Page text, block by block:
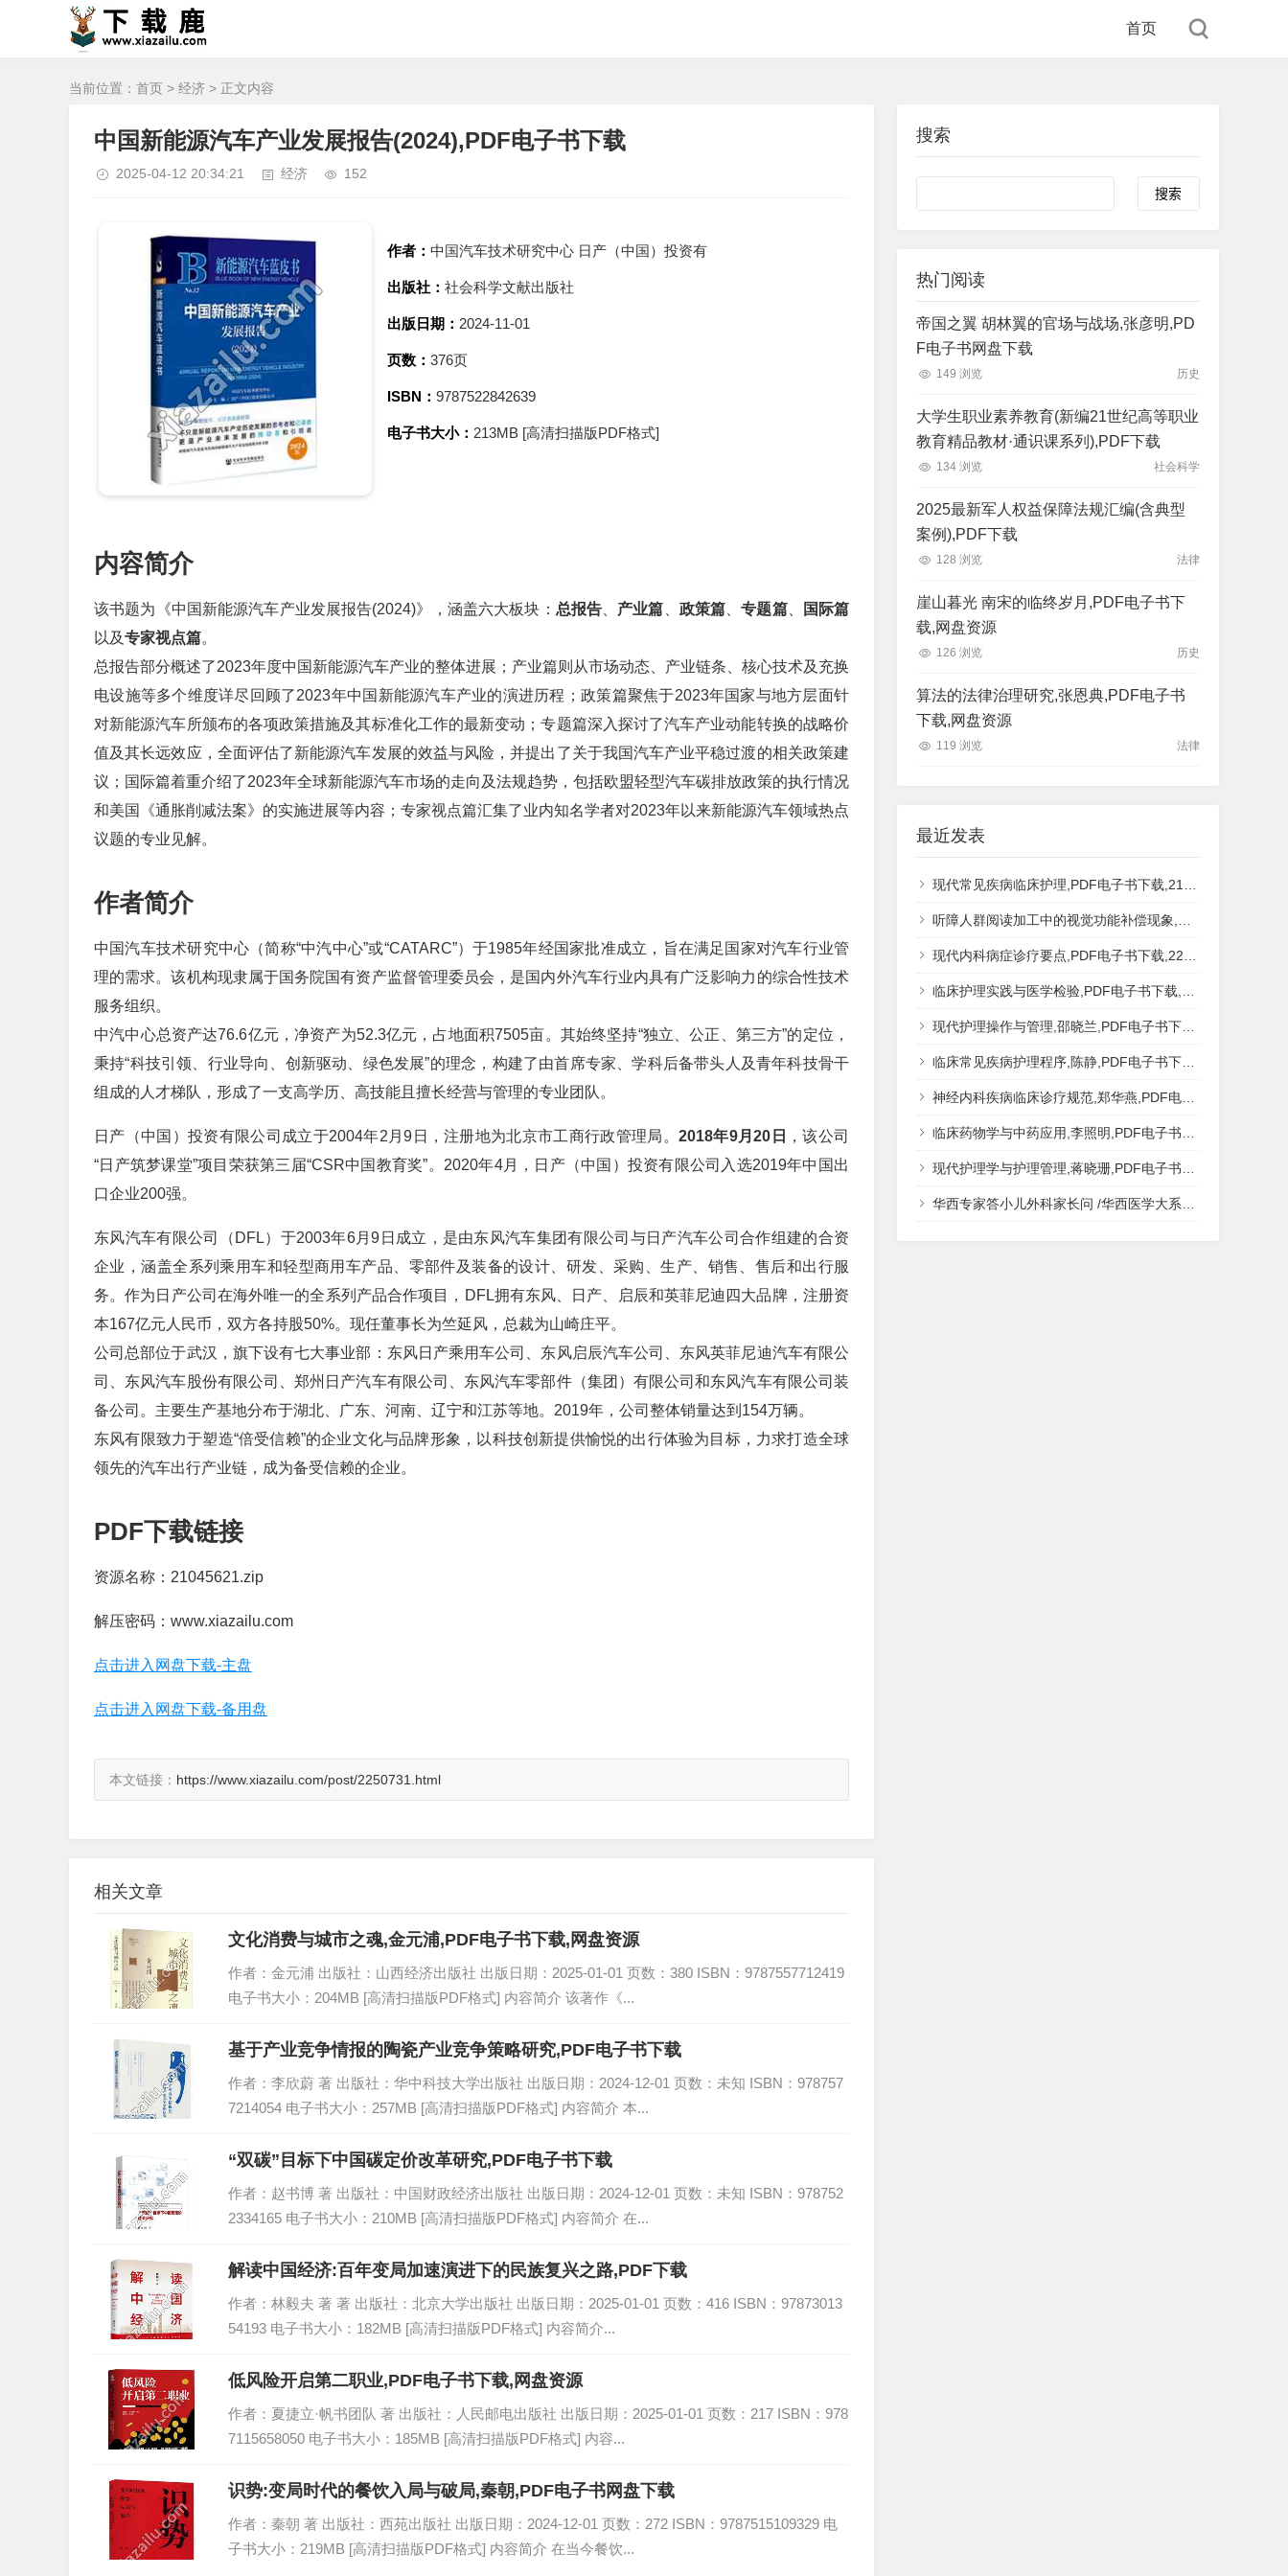
首页
当前位置： 首页 > 经济 > 正文内容
中国新能源汽车产业发展报告(2024),PDF电子书下载
2025-04-12 20:34:21 经济 152
作者： 中国汽车技术研究中心 日产（中国）投资有
出版社： 社会科学文献出版社
出版日期： 2024-11-01
页数： 376页
ISBN： 9787522842639
电子书大小： 213MB [高清扫描版PDF格式]
内容简介
该书题为《中国新能源汽车产业发展报告(2024)》，涵盖六大板块： 总报告 产业篇 政策篇 、专题篇、
国际篇
以及专家视点篇。
总报告部分概述了2023年度中国新能源汽车产业的整体进展；产业篇则从市场动态、产业链条、核心技术及充换
电设施等多个维度详尽回顾了2023年中国新能源汽车产业的演进历程；政策篇聚焦于2023年国家与地方层面针
对新能源汽车所颁布的各项政策措施及其标准化工作的最新变动；专题篇深入探讨了汽车产业动能转换的战略价
值及其长远效应，全面评估了新能源汽车发展的效益与风险，并提出了关于我国汽车产业平稳过渡的相关政策建
议；国际篇着重介绍了2023年全球新能源汽车市场的走向及法规趋势，包括欧盟轻型汽车碳排放政策的执行情况
和美国《通胀削减法案》的实施进展等内容；专家视点篇汇集了业内知名学者对2023年以来新能源汽车领域热点
议题的专业见解。
作者简介
中国汽车技术研究中心（简称“中汽中心”或“CATARC”）于1985年经国家批准成立，旨在满足国家对汽车行业管
理的需求。该机构现隶属于国务院国有资产监督管理委员会，是国内外汽车行业内具有广泛影响力的综合性技术
服务组织。
中汽中心总资产达76.6亿元，净资产为52.3亿元，占地面积7505亩。其始终坚持“独立、公正、第三方”的定位，
秉持“科技引领、行业导向、创新驱动、绿色发展”的理念，构建了由首席专家、学科后备带头人及青年科技骨干
组成的人才梯队，形成了一支高学历、高技能且擅长经营与管理的专业团队。
日产（中国）投资有限公司成立于2004年2月9日，注册地为北京市工商行政管理局。2018年9月20日
，该公司
“日产筑梦课堂”项目荣获第三届“CSR中国教育奖”。2020年4月，日产（中国）投资有限公司入选2019年中国出
口企业200强。
东风汽车有限公司（DFL）于2003年6月9日成立，是由东风汽车集团有限公司与日产汽车公司合作组建的合资
企业，涵盖全系列乘用车和轻型商用车产品、零部件及装备的设计、研发、采购、生产、销售、售后和出行服
务。作为日产公司在海外唯一的全系列产品合作项目，DFL拥有东风、日产、启辰和英菲尼迪四大品牌，注册资
本167亿元人民币，双方各持股50%。现任董事长为竺延风，总裁为山崎庄平。
公司总部位于武汉，旗下设有七大事业部：东风日产乘用车公司、东风启辰汽车公司、东风英菲尼迪汽车有限公
司、东风汽车股份有限公司、郑州日产汽车有限公司、东风汽车零部件（集团）有限公司和东风汽车有限公司装
备公司。主要生产基地分布于湖北、广东、河南、辽宁和江苏等地。2019年，公司整体销量达到154万辆。
东风有限致力于塑造“倍受信赖”的企业文化与品牌形象，以科技创新提供愉悦的出行体验为目标，力求打造全球
领先的汽车出行产业链，成为备受信赖的企业。
PDF下载链接
资源名称：21045621.zip
解压密码：www.xiazailu.com
点击进入网盘下载-主盘
点击进入网盘下载-备用盘
本文链接： https://www.xiazailu.com/post/2250731.html
相关文章
文化消费与城市之魂,金元浦,PDF电子书下载,网盘资源
作者：金元浦 出版社：山西经济出版社 出版日期：2025-01-01 页数：380 ISBN：9787557712419
电子书大小：204MB [高清扫描版PDF格式] 内容简介 该著作《...
基于产业竞争情报的陶瓷产业竞争策略研究,PDF电子书下载
作者：李欣蔚 著 出版社：华中科技大学出版社 出版日期：2024-12-01 页数：未知 ISBN：978757
7214054 电子书大小：257MB [高清扫描版PDF格式] 内容简介 本...
“双碳”目标下中国碳定价改革研究,PDF电子书下载
作者：赵书博 著 出版社：中国财政经济出版社 出版日期：2024-12-01 页数：未知 ISBN：978752
2334165 电子书大小：210MB [高清扫描版PDF格式] 内容简介 在...
解读中国经济:百年变局加速演进下的民族复兴之路,PDF下载
作者：林毅夫 著 著 出版社：北京大学出版社 出版日期：2025-01-01 页数：416 ISBN：97873013
54193 电子书大小：182MB [高清扫描版PDF格式] 内容简介...
低风险开启第二职业,PDF电子书下载,网盘资源
作者：夏捷立·帆书团队 著 出版社：人民邮电出版社 出版日期：2025-01-01 页数：217 ISBN：978
7115658050 电子书大小：185MB [高清扫描版PDF格式] 内容...
识势:变局时代的餐饮入局与破局,秦朝,PDF电子书网盘下载
作者：秦朝 著 出版社：西苑出版社 出版日期：2024-12-01 页数：272 ISBN：9787515109329 电
子书大小：219MB [高清扫描版PDF格式] 内容简介 在当今餐饮...
搜索
Search
热门阅读
帝国之翼 胡林翼的官场与战场,张彦明,PD
F电子书网盘下载
149 浏览 历史
大学生职业素养教育(新编21世纪高等职业
教育精品教材·通识课系列),PDF下载
134 浏览 社会科学
2025最新军人权益保障法规汇编(含典型
案例),PDF下载
128 浏览 法律
崖山暮光 南宋的临终岁月,PDF电子书下
载,网盘资源
126 浏览 历史
算法的法律治理研究,张恩典,PDF电子书
下载,网盘资源
119 浏览 法律
最近发表
现代常见疾病临床护理,PDF电子书下载,217MB,网盘资源
听障人群阅读加工中的视觉功能补偿现象,秦钊,PDF电子书下载,网盘资源
现代内科病症诊疗要点,PDF电子书下载,223MB,网盘资源
临床护理实践与医学检验,PDF电子书下载,193MB,网盘资源
现代护理操作与管理,邵晓兰,PDF电子书下载,242MB,网盘资源
临床常见疾病护理程序,陈静,PDF电子书下载,185MB,网盘资源
神经内科疾病临床诊疗规范,郑华燕,PDF电子书下载,188MB,网盘资源
临床药物学与中药应用,李照明,PDF电子书下载,202MB,网盘资源
现代护理学与护理管理,蒋晓珊,PDF电子书下载,223MB,网盘资源
华西专家答小儿外科家长问 /华西医学大系?医学科普,PDF电子书网盘下载